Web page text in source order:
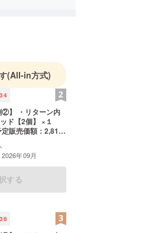
(All-in方式)
34
②】 ・リターン内
ド【2個】 ×１
販売価額：2,810
。 ※ご注文状況、
況、製造工程上の
時期が遅れる場合
様の支援により量
。ご了承頂いた上
様お願い致しま
年09月
する
36